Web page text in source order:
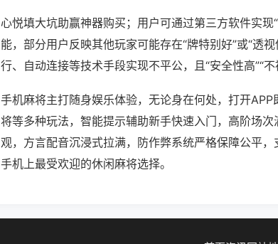
心悦填大坑助赢神器购买；用户可通过第三方软件实现
能，部分用户反映其他玩家可能存在“牌特别好”或“透
行、自动连接等技术手段实现不平公，且“安全性高”“不
手机麻将主打随身娱乐体验，无论身在何处，打开
将等多种玩法，智能提示辅助新手快速入门，高阶场
观，方言配音沉浸式拉满，防作弊系统严格保障公平
手机上最受欢迎的休闲麻将选择。